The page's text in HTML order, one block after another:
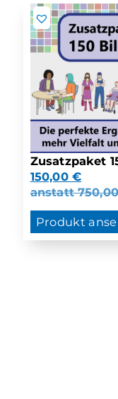
Zusatzpaket
150,00 €
anstatt
Produkt